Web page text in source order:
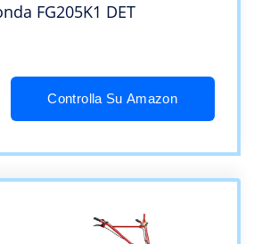
FG205K1 DET
Controlla Su Amazon